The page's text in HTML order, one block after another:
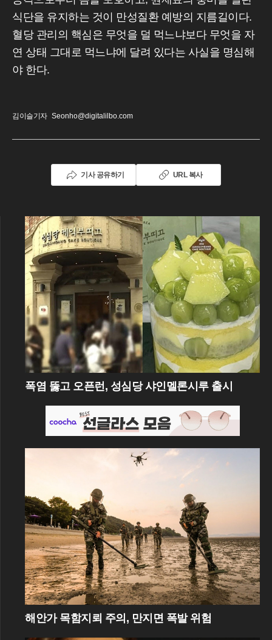
식단을 유지하는 것이 만성질환 예방의 지름길이다.
혈당 관리의 핵심은 무엇을 덜 먹느냐보다 무엇을 자
연 상태 그대로 먹느냐에 달려 있다는 사실을 명심해
야 한다.
김이슬기자 Seonho@digitalilbo.com
기사 공유하기 URL 복사
폭염 뚫고 오픈런, 성심당 샤인멜론시루 출시
해안가 목함지뢰 주의, 만지면 폭발 위험